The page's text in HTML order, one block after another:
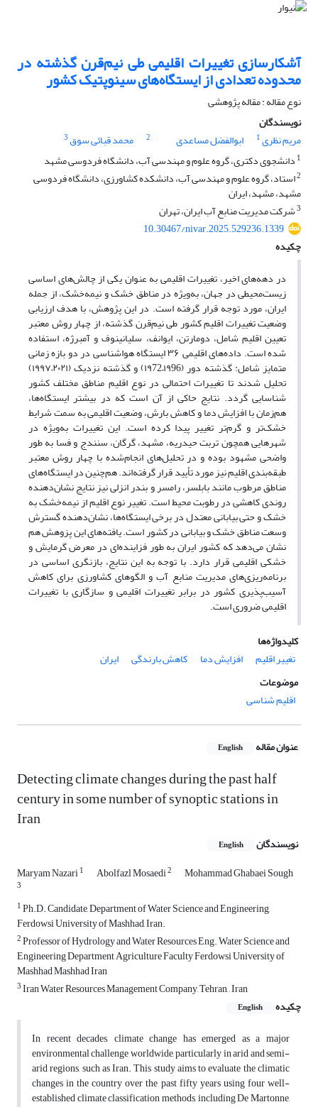
آشکارسازی تغییرات اقلیمی طی نیم‌قرن گذشته در
محدوده تعدادی از ایستگاه‌های سینوپتیک کشور
نوع مقاله : مقاله پژوهشی
نویسندگان
مریم نظری1 ابوالفضل مساعدی 2 محمد قبائی سوق 3
1 دانشجوی دکتری، گروه علوم و مهندسی آب، دانشگاه فردوسی مشهد
2استاد، گروه علوم و مهندسی آب، دانشکده کشاورزی، دانشگاه فردوسی
مشهد، مشهد، ایران
3شرکت مدیریت منابع آب ایران، تهران
10.30467/nivar.2025.529236.1339
چکیده
در دهه‌های اخیر، تغییرات اقلیمی به عنوان یکی از چالش‌های اساسی
زیست‌محیطی در جهان، به‌ویژه در مناطق خشک و نیمه‌خشک، از جمله
ایران، مورد توجه قرار گرفته است. در این پژوهش، با هدف ارزیابی
وضعیت تغییرات اقلیم کشور طی نیم‌قرن گذشته، از چهار روش معتبر
تعیین اقلیم شامل، دومارتن، ایوانف، سلیانینوف و آمبرژه، استفاده
شده است. داده‌های اقلیمی ۳۶ ایستگاه هواشناسی در دو بازه زمانی
متمایز شامل: گذشته دور (۱۹96–۱۹72) و گذشته نزدیک (۲۰۲۱–۱۹۹۷)
تحلیل شدند تا تغییرات احتمالی در نوع اقلیم مناطق مختلف کشور
شناسایی گردد. نتایج حاکی از آن است که در بیشتر ایستگاه‌ها،
هم‌زمان با افزایش دما و کاهش بارش، وضعیت اقلیمی به سمت شرایط
خشک‌تر و گرم‌تر تغییر پیدا کرده است. این تغییرات به‌ویژه در
شهرهایی همچون تربت حیدریه، مشهد، گرگان، سنندج و فسا به طور
واضحی مشهود بوده و در تحلیل‌های انجام‌شده با چهار روش معتبر
طبقه‌بندی اقلیم نیز مورد تأیید قرار گرفته‌اند. هم‌چنین در ایستگاه‌های
مناطق مرطوب مانند بابلسر، رامسر و بندر انزلی نیز نتایج نشان‌دهنده
روندی کاهشی در رطوبت محیط است. تغییر نوع اقلیم از نیمه‌خشک به
خشک و حتی بیابانی معتدل در برخی ایستگاه‌ها، نشان‌دهنده گسترش
وسعت مناطق خشک و بیابانی در کشور است. یافته‌های این پزوهش هم
نشان می‌دهد که کشور ایران به طور فزاینده‌ای در معرض گرمایش و
خشکی اقلیمی قرار دارد. با توجه به این نتایج، بازنگری اساسی در
برنامه‌ریزی‌های مدیریت منابع آب و الگوهای کشاورزی برای کاهش
آسیب‌پذیری کشور در برابر تغییرات اقلیمی و سازگاری با تغییرات
اقلیمی ضروری است.
کلیدواژه‌ها
تغییر اقلیم
افزایش دما کاهش بارندگی
ایران
موضوعات
اقلیم شناسی
عنوان مقاله English
Detecting climate changes during the past half
century in some number of synoptic stations in
Iran
نویسندگان English
Maryam Nazari1 Abolfazl Mosaedi2 Mohammad Ghabaei Sough
3
1Ph.D. Candidate, Department of Water Science and Engineering,
Ferdowsi University of Mashhad, Iran.
2Professor of Hydrology and Water Resources Eng. Water Science and
Engineering Department Agriculture Faculty Ferdowsi University of
Mashhad Mashhad Iran
3Iran Water Resources Management Company, Tehran, , Iran
چکیده
English
In recent decades, climate change has emerged as a major
environmental challenge worldwide, particularly in arid and semi-
arid regions, such as Iran. This study aims to evaluate the climatic
changes in the country over the past fifty years using four well-
established climate classification methods, including De Martonne,